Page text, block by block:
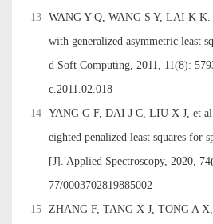
13 WANG Y Q, WANG S Y, LAI K K.
with generalized asymmetric least
d Soft Computing, 2011, 11(8):
c.2011.02.018
14 YANG G F, DAI J C, LIU X J, et
eighted penalized least squares for
[J]. Applied Spectroscopy, 2020,
77/0003702819885002
15 ZHANG F, TANG X J, TONG A